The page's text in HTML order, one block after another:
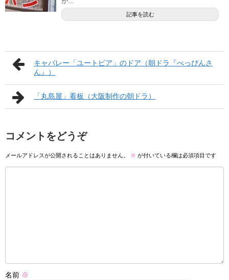
記事を読む
キャバレー「ユートピア」のドア（朝ドラ『べっぴんさ
ん』）
「丸島屋」看板（大阪制作の朝ドラ）
コメントをどうぞ
メールアドレスが公開されることはありません。 ※ が付いている欄は必須項目です
名前 ※